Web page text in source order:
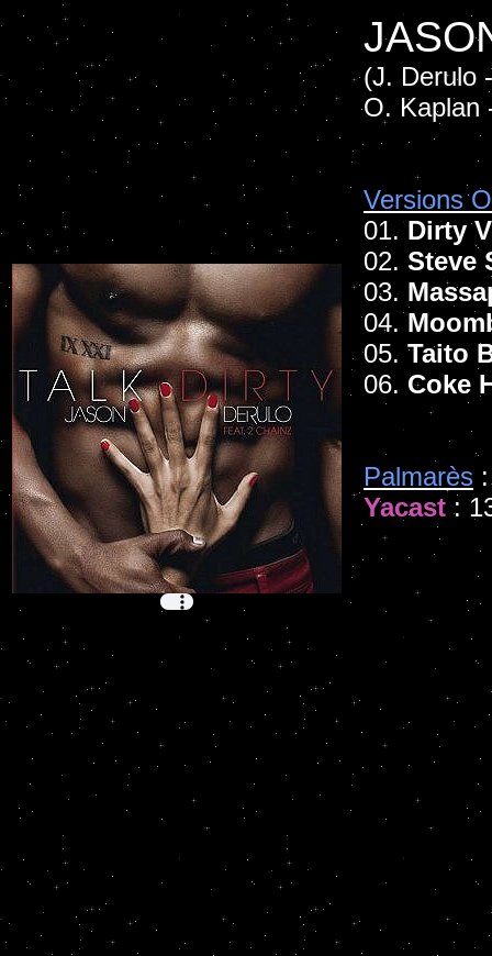
(J. Derulo
O. Kaplan
Versions
01.Dirty
02. Steve
03.
04.
05. Taito
06. Coke
Palmarès :
Yacast :